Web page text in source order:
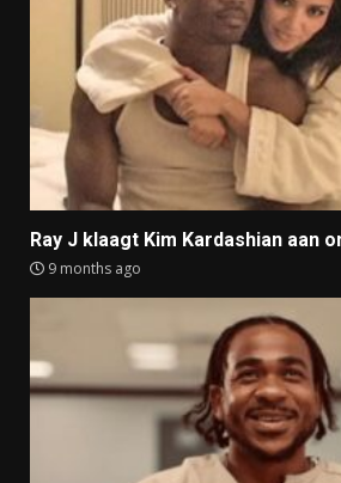
Ray J klaagt Kim Kardashian aan
9 months ago